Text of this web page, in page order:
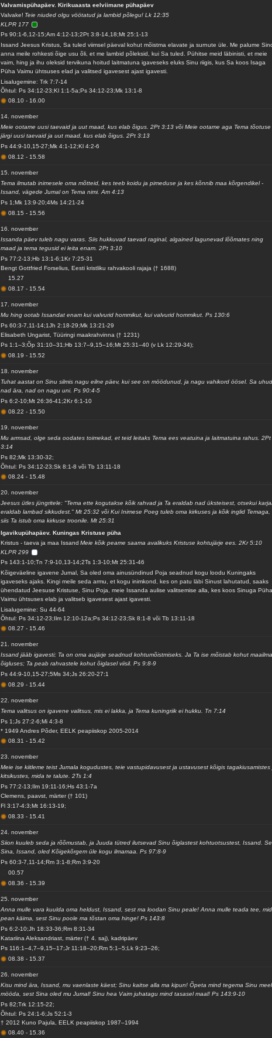
Valvamispühapäev. Kirikuaasta eelviimane pühapäev
Valvake! Teie niuded olgu vöötatud ja lambid põlegu! Lk 12:35
KLPR 177
Ps 90:1-6,12-15;Am 4:12-13;2Pt 3:8-14,18;Mt 25:1-13
Issand Jeesus Kristus, Sa tuled viimsel päeval kohut mõistma elavate ja surnute üle. Me palume
anna meile rohkesti õige usu õli, et me lambid põleksid, kui Sa tuled. Pühitse meid läbinisti, et meie
vaim, hing ja ihu oleksid tervikuna hoitud laitmatuna igaveseks eluks Sinu riigis, kus Sa koos Isaga
Püha Vaimu ühtsuses elad ja valitsed igavesest ajast igavesti.
Lisalugemine: Trk 7:7-14
Õhtul: Ps 34:12-23;Kl 1:1-5a;Ps 34:12-23;Mk 13:1-8
08.10- 16.00
14. november
Meie ootame uusi taevaid ja uut maad, kus elab õigus. 2Pt 3:13 või Meie ootame aga Tema tõotuse
järgi uusi taevaid ja uut maad, kus elab õigus. 2Pt 3:13
Ps 44:9-10,15-27;Mk 4:1-12;Kl 4:2-6
08.12- 15.58
15. november
Tema ilmutab inimesele oma mõtteid, kes teeb koidu ja pimeduse ja kes kõnnib maa kõrgendikel -
Issand, vägede Jumal on Tema nimi. Am 4:13
Ps 1;Mk 13:9-20;4Ms 14:21-24
08.15- 15.56
16. november
Issanda päev tuleb nagu varas. Siis hukkuvad taevad raginal, algained lagunevad lõõmates ning
maad ja tema tegusid ei leita enam. 2Pt 3:10
Ps 77:2-13;Hb 13:1-6;1Kr 7:25-31
Bengt Gottfried Forselius, Eesti kristliku rahvakooli rajaja († 1688)
15.27
08.17- 15.54
17. november
Mu hing ootab Issandat enam kui valvurid hommikut, kui valvurid hommikut. Ps 130:6
Ps 60:3-7,11-14;1Jh 2:18-29;Mk 13:21-29
Elisabeth Ungarist, Tüüringi maakrahvinna († 1231)
Ps 1:1–3;Õp 31:10–31;Hb 13:7–9,15–16;Mt 25:31–40 (v Lk 12:29-34);
08.19- 15.52
18. november
Tuhat aastat on Sinu silmis nagu eilne päev, kui see on möödunud, ja nagu vahikord öösel. Sa
nad ära, nad on nagu uni. Ps 90:4-5
Ps 6:2-10;Mt 26:36-41;2Kr 6:1-10
08.22- 15.50
19. november
Mu armsad, olge seda oodates toimekad, et teid leitaks Tema ees veatuina ja laitmatuina rahus. 2Pt
3:14
Ps 82;Mk 13:30-32;
Õhtul: Ps 34:12-23;Sk 8:1-8 või Tb 13:11-18
08.24- 15.48
20. november
Jeesus ütles jüngritele: "Tema ette kogutakse kõik rahvad ja Ta eraldab nad üksteisest, otsekui
eraldab lambad sikkudest." Mt 25:32 või Kui Inimese Poeg tuleb oma kirkuses ja kõik inglid Temaga,
siis Ta istub oma kirkuse troonile. Mt 25:31
Igavikupühapäev. Kuningas Kristuse püha
Kristus - taeva ja maa Issand Meie kõik peame saama avalikuks Kristuse kohtujärje ees. 2Kr 5:10
KLPR 299
Ps 143:1-10;Tn 7:9-10,13-14;2Ts 1:3-10;Mt 25:31-46
Kõigeväeline igavene Jumal, Sa oled oma ainusündinud Poja seadnud kogu loodu Kuningaks
igaveseks ajaks. Kingi meile seda armu, et kogu inimkond, kes on patu läbi Sinust lahutatud, saaks
ühendatud Jeesuse Kristuse, Sinu Poja, meie Issanda aulise valitsemise alla, kes koos Sinuga
Vaimu ühtsuses elab ja valitseb igavesest ajast igavesti.
Lisalugemine: Su 44-64
Õhtul: Ps 34:12-23;Ilm 12:10-12a;Ps 34:12-23;Sk 8:1-8 või Tb 13:11-18
08.27- 15.46
21. november
Issand jääb igavesti; Ta on oma aujärje seadnud kohtumõistmiseks. Ja Ta ise mõistab kohut
õigluses; Ta peab rahvastele kohut õiglasel viisil. Ps 9:8-9
Ps 44:9-10,15-27;5Ms 34;Js 26:20-27:1
08.29- 15.44
22. november
Tema valitsus on igavene valitsus, mis ei lakka, ja Tema kuningriik ei hukku. Tn 7:14
Ps 1;Js 27:2-6;Mi 4:3-8
* 1949 Andres Põder, EELK peapiiskop 2005-2014
08.31- 15.42
23. november
Meie ise kiitleme teist Jumala kogudustes, teie vastupidavusest ja ustavusest kõigis tagakiusamistes
kitsikustes, mida te talute. 2Ts 1:4
Ps 77:2-13;Ilm 19:11-16;Hs 43:1-7a
Clemens, paavst, märter († 101)
Fl 3:17-4:3;Mt 16:13-19;
08.33- 15.41
24. november
Siion kuuleb seda ja rõõmustab, ja Juuda tütred ilutsevad Sinu õiglastest kohtuotsustest, Issand.
Sina, Issand, oled Kõigekõrgem üle kogu ilmamaa. Ps 97:8-9
Ps 60:3-7,11-14;Rm 3:1-8;Rm 3:9-20
00.57
08.36- 15.39
25. november
Anna mulle vara kuulda oma heldust, Issand, sest ma loodan Sinu peale! Anna mulle teada tee,
pean käima, sest Sinu poole ma tõstan oma hinge! Ps 143:8
Ps 6:2-10;Jh 18:33-36;Rm 8:31-34
Katariina Aleksandriast, märter († 4. saj), kadripäev
Ps 116:1–4,7–9,15–17;Jr 11:18–20;Rm 5:1–5;Lk 9:23–26;
08.38- 15.37
26. november
Kisu mind ära, Issand, mu vaenlaste käest; Sinu kaitse alla ma kipun! Õpeta mind tegema Sinu
mööda, sest Sina oled mu Jumal! Sinu hea Vaim juhatagu mind tasasel maal! Ps 143:9-10
Ps 82;Trk 12:15-22;
Õhtul: Ps 24:1-6;Js 52:1-3
† 2012 Kuno Pajula, EELK peapiiskop 1987–1994
08.40- 15.36